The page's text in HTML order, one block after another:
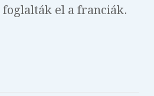
el a franciák.